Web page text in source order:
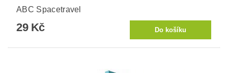
ABC Spacetravel
29 Kč